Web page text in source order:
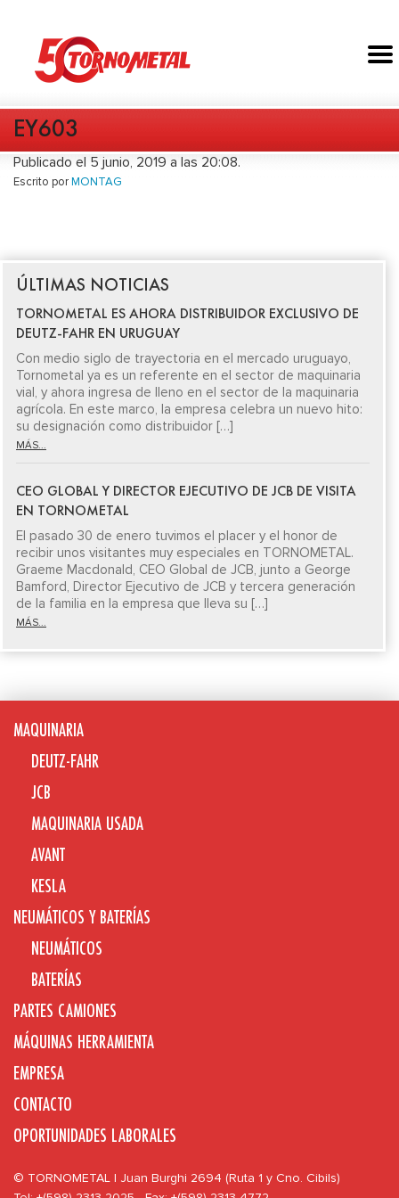
EY603
Publicado el 5 junio, 2019 a las 20:08.
Escrito por MONTAG
ÚLTIMAS NOTICIAS
TORNOMETAL ES AHORA DISTRIBUIDOR EXCLUSIVO DE
DEUTZ-FAHR EN URUGUAY
Con medio siglo de trayectoria en el mercado uruguayo,
Tornometal ya es un referente en el sector de maquinaria
vial, y ahora ingresa de lleno en el sector de la maquinaria
agrícola. En este marco, la empresa celebra un nuevo hito:
su designación como distribuidor […]
MÁS...
CEO GLOBAL Y DIRECTOR EJECUTIVO DE JCB DE VISITA
EN TORNOMETAL
El pasado 30 de enero tuvimos el placer y el honor de
recibir unos visitantes muy especiales en TORNOMETAL.
Graeme Macdonald, CEO Global de JCB, junto a George
Bamford, Director Ejecutivo de JCB y tercera generación
de la familia en la empresa que lleva su […]
MÁS...
MAQUINARIA
DEUTZ-FAHR
JCB
MAQUINARIA USADA
AVANT
KESLA
NEUMÁTICOS Y BATERÍAS
NEUMÁTICOS
BATERÍAS
PARTES CAMIONES
MÁQUINAS HERRAMIENTA
EMPRESA
CONTACTO
OPORTUNIDADES LABORALES
© TORNOMETAL | Juan Burghi 2694 (Ruta 1 y Cno. Cibils)